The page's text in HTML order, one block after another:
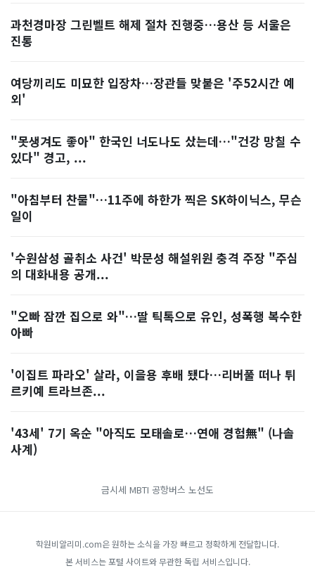
과천경마장 그린벨트 해제 절차 진행중…용산 등 서울은
진통
여당끼리도 미묘한 입장차…장관들 맞붙은 '주52시간 예
외'
"못생겨도 좋아" 한국인 너도나도 샀는데…"건강 망칠 수
있다" 경고, ...
"아침부터 찬물"…11주에 하한가 찍은 SK하이닉스, 무슨
일이
'수원삼성 골취소 사건' 박문성 해설위원 충격 주장 "주심
의 대화내용 공개...
"오빠 잠깐 집으로 와"…딸 틱톡으로 유인, 성폭행 복수한
아빠
'이집트 파라오' 살라, 이을용 후배 됐다…리버풀 떠나 튀
르키예 트라브존...
'43세' 7기 옥순 "아직도 모태솔로…연애 경험無" (나솔
사계)
금시세 MBTI 공항버스 노선도
학원비알리미.com은 원하는 소식을 가장 빠르고 정확하게 전달합니다.
본 서비스는 포털 사이트와 무관한 독립 서비스입니다.